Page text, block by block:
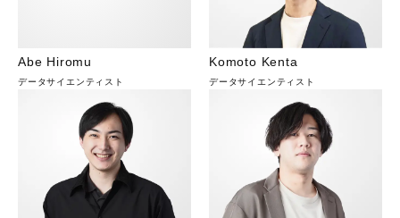
Abe Hiromu
データサイエンティスト
Komoto Kenta
データサイエンティスト